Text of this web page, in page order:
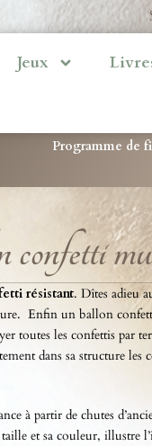
Jeux
Programme de
résistant. Dîtes adieu
Enfin un ballon
toutes les confettis par
dans sa structure les
à partir de chutes
et sa couleur, illustre